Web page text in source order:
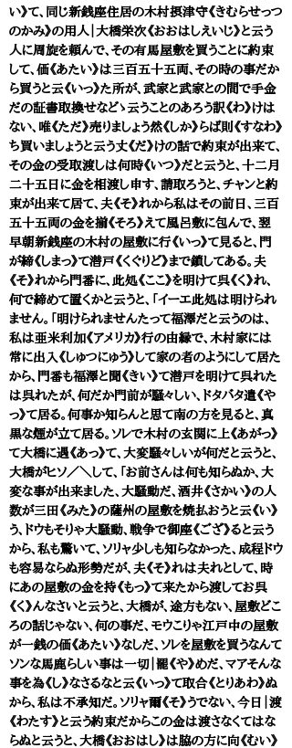
い》て、同じ新銭座住居の木村摂津守《きむらせっつ
のかみ》の用人｜大橋栄次《おおはしえいじ》と云う
人に周旋を頼んで、その有馬屋敷を買うことに約束
して、価《あたい》は三百五十五両、その時の事だか
ら買うと云《いっ》た所が、武家と武家との間で手金
だの証書取換せなどゝ云うことのあろう訳《わ》けは
ない、唯《ただ》売りましょう然《しか》らば則《すなわ》
ち買いましょうと云う丈《だ》けの話で約束が出来て、
その金の受取渡しは何時《いつ》だと云うと、十二月
二十五日に金を相渡し申す、請取ろうと、チャンと約
束が出来て居て、夫《そ》れから私はその前日、三百
五十五両の金を揃《そろ》えて風呂敷に包んで、翌
早朝新銭座の木村の屋敷に行《いっ》て見ると、門
が締《しまっ》て潜戸《くぐりど》まで鎖してある。夫
《そ》れから門番に、此処《ここ》を明けて呉《く》れ、
何で締めて置くかと云うと、「イーエ此処は明けられ
ません。「明けられませんたって福澤だと云うのは、
私は亜米利加《アメリカ》行の由縁で、木村家には
常に出入《しゅつにゅう》して家の者のようにして居た
から、門番も福澤と聞《きい》て潜戸を明けて呉れた
は呉れたが、何だか門前が騒々しい、ドタバタ遣《や
っ》て居る。何事か知らんと思て南の方を見ると、真
黒な煙が立て居る。ソレで木村の玄関に上《あがっ》
て大橋に遇《あっ》て、大変騒々しいが何だと云うと、
大橋がヒソ／＼して、「お前さんは何も知らぬか、大
変な事が出来ました、大騒動だ、酒井《さかい》の人
数が三田《みた》の薩州の屋敷を焼払おうと云《い》
う、ドウもそりゃ大騒動、戦争で御座《ござ》ると云う
から、私も驚いて、ソリャ少しも知らなかった、成程ドウ
も容易ならぬ形勢だが、夫《そ》れは夫れとして、時
にあの屋敷の金を持《もっ》て来たから渡してお呉
《く》んなさいと云うと、大橋が、途方もない、屋敷どこ
ろの話じゃない、何の事だ、モウこりゃ江戸中の屋敷
が一銭の価《あたい》なしだ、ソレを屋敷を買うなんて
ソンな馬鹿らしい事は一切｜罷《や》めだ、マアそんな
事を為《し》なさるなと云《いっ》て取合《とりあわ》ぬ
から、私は不承知だ。ソリャ爾《そ》うでない、今日｜渡
《わたす》と云う約束だからこの金は渡さなくてはな
らぬと云うと、大橋《おおはし》は脇の方に向《むい》